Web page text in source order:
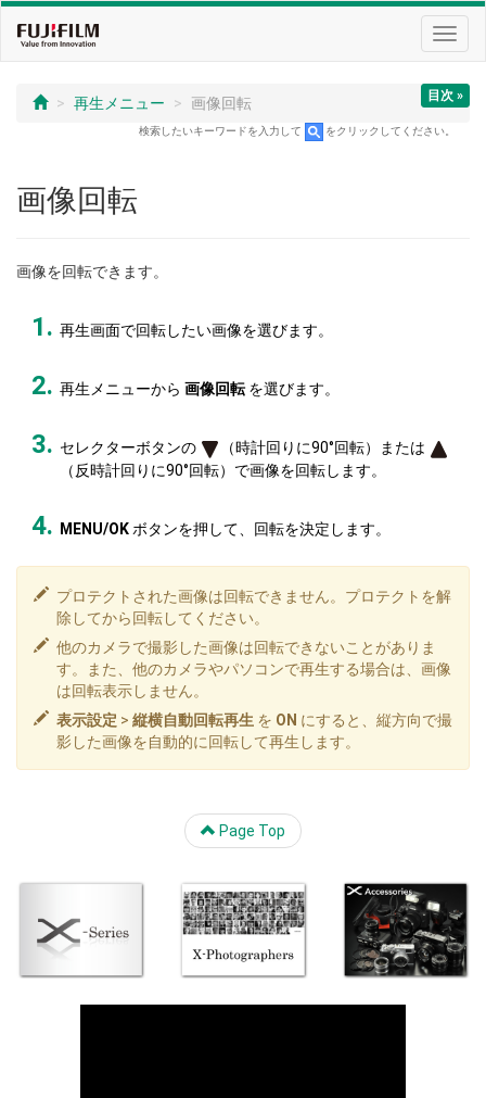
目次 »
再生メニュー 画像回転
検索したいキーワードを入力して をクリックしてください。
画像回転
画像を回転できます。
再生画面で回転したい画像を選びます。
再生メニューから 画像回転を選びます。
セレクターボタンの
（時計回りに90°回転）または
（反時計回りに90°回転）で画像を回転します。
MENU/OKボタンを押して、回転を決定します。
プロテクトされた画像は回転できません。プロテクトを解
除してから回転してください。
他のカメラで撮影した画像は回転できないことがありま
す。また、他のカメラやパソコンで再生する場合は、画像
は回転表示しません。
表示設定 > 縦横自動回転再生 を ON にすると、縦方向で撮
影した画像を自動的に回転して再生します。
Page Top